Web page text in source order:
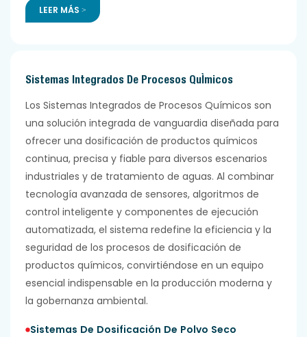
LEER MÁS >
Sistemas Integrados De Procesos Químicos
Los Sistemas Integrados de Procesos Químicos son
una solución integrada de vanguardia diseñada para
ofrecer una dosificación de productos químicos
continua, precisa y fiable para diversos escenarios
industriales y de tratamiento de aguas. Al combinar
tecnología avanzada de sensores, algoritmos de
control inteligente y componentes de ejecución
automatizada, el sistema redefine la eficiencia y la
seguridad de los procesos de dosificación de
productos químicos, convirtiéndose en un equipo
esencial indispensable en la producción moderna y
la gobernanza ambiental.
Sistemas De Dosificación De Polvo Seco